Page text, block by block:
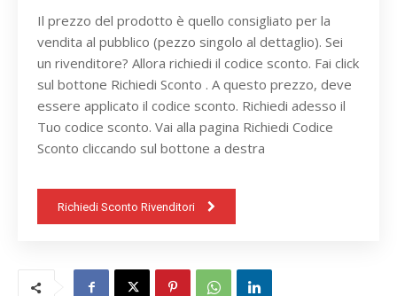
Il prezzo del prodotto è quello consigliato per la
vendita al pubblico (pezzo singolo al dettaglio). Sei
un rivenditore? Allora richiedi il codice sconto. Fai click
sul bottone Richiedi Sconto . A questo prezzo, deve
essere applicato il codice sconto. Richiedi adesso il
Tuo codice sconto. Vai alla pagina Richiedi Codice
Sconto cliccando sul bottone a destra
Richiedi Sconto Rivenditori